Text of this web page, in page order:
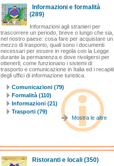
Informazioni e formalità
(289)
Informazioni agli stranieri per
trascorrere un periodo, breve o lungo che sia,
nel nostro paese: cosa fare per acquistare un
mezzo di trasporto, quali sono i documenti
necessari per essere in regola con la Legge
durante la permanenza e dove rivolgersi per
ottenerli; come funzionano i sistemi di
trasporto e comunicazione in Italia ed i recapiti
degli uffici di informazione turistica.
Comunicazioni (79)
Formalità (110)
Informazioni (21)
Trasporti (79)
Mostra le altre
Ristoranti e locali (350)